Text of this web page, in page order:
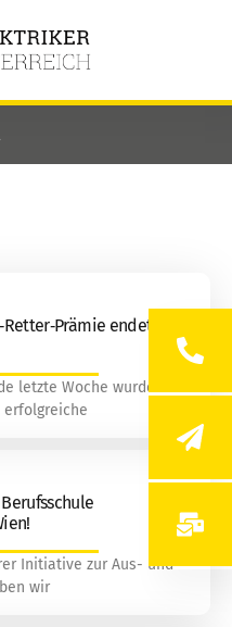
endet mit
letzte Woche wurde
erfolgreiche
Initiative zur Aus- und
wir